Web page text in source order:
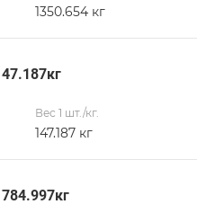
1350.654 кг
Вес 1 шт./кг.
147.187 кг